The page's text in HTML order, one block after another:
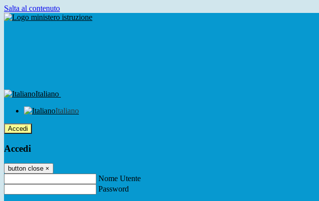
Salta al contenuto
Italiano
Italiano
Accedi
Accedi
button close ×
Nome Utente
Password